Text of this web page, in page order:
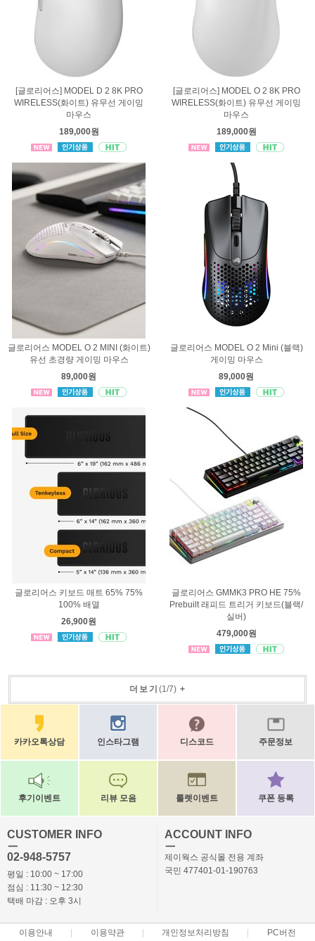
[글로리어스] MODEL D 2 8K PRO
WIRELESS(화이트) 유무선 게이밍
마우스
189,000원
[글로리어스] MODEL O 2 8K PRO
WIRELESS(화이트) 유무선 게이밍
마우스
189,000원
글로리어스 MODEL O 2 MINI (화이트)
유선 초경량 게이밍 마우스
89,000원
글로리어스 MODEL O 2 Mini (블랙)
게이밍 마우스
89,000원
글로리어스 키보드 매트 65% 75%
100% 배열
26,900원
글로리어스 GMMK3 PRO HE 75%
Prebuilt 래피드 트리거 키보드(블랙/
실버)
479,000원
더보기 (1/7)+
카카오톡상담 인스타그램 디스코드 주문정보
후기이벤트 리뷰 모음 룰렛이벤트 쿠폰 등록
CUSTOMER INFO
ㅡ
02-948-5757
평일 : 10:00 ~ 17:00
점심 : 11:30 ~ 12:30
택배 마감 : 오후 3시
ACCOUNT INFO
ㅡ
제이웍스 공식몰 전용 계좌
국민 477401-01-190763
이용안내 이용약관 개인정보처리방침 PC버전